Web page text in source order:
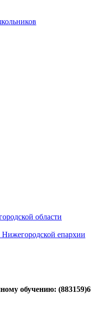
области
Нижегородской епархии
обучению: (883159)6